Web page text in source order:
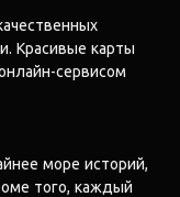
Красивые карты
сервисом
море историй,
того, каждый